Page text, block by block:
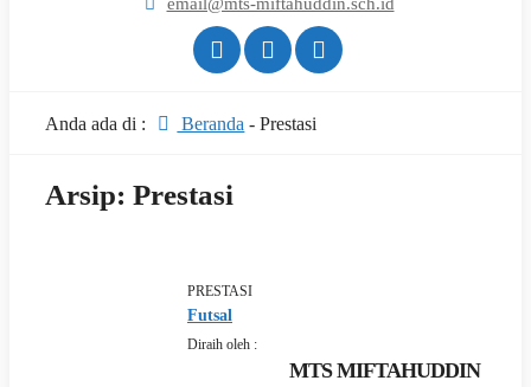
Anda ada di : Beranda -Prestasi
Arsip: Prestasi
PRESTASI
Futsal
Diraih oleh :
MTS MIFTAHUDDIN